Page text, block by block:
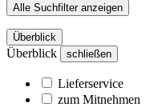
Alle Suchfilter anzeigen
Überblick
Überblick schließen
Lieferservice
zum Mitnehmen